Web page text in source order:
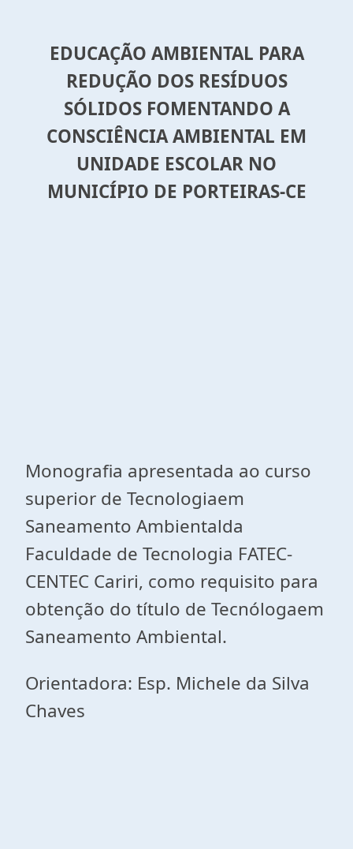
EDUCAÇÃO AMBIENTAL PARA
REDUÇÃO DOS RESÍDUOS
SÓLIDOS FOMENTANDO A
CONSCIÊNCIA AMBIENTAL EM
UNIDADE ESCOLAR NO
MUNICÍPIO DE PORTEIRAS-CE
Monografia apresentada ao curso
superior de Tecnologiaem
Saneamento Ambientalda
Faculdade de Tecnologia FATEC-
CENTEC Cariri, como requisito para
obtenção do título de Tecnólogaem
Saneamento Ambiental.
Orientadora: Esp. Michele da Silva
Chaves